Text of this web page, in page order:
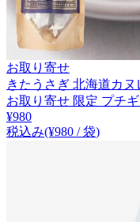
お取り寄せ
きたうさぎ 北海道カ
お取り寄せ 限定 プチギ
¥980
税込み(¥980 / 袋)